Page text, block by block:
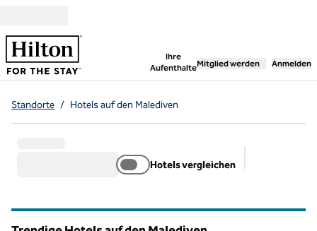
Ihre
Aufenthalte
,öffnet neue
Mitglied werden Anmelden
Standorte / Hotels auf den Malediven
Hotels vergleichen